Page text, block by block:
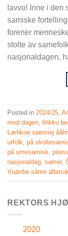
lavvo! Inne i den
samiske
forener
stolte av
nasjonaldagen,
Posted in 2024/25,
med dagen, lihkku
Læhkoe saemiej
urfolk, på
på umesamisk,
nasjonaldag, samer,
Vuärrbe sáme
REKTORS
2020